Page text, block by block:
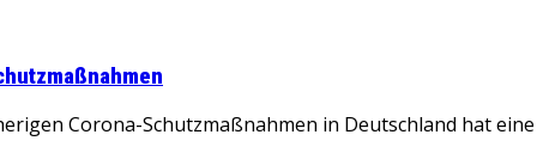
Corona-Schutzmaßnahmen in Deutschland hat